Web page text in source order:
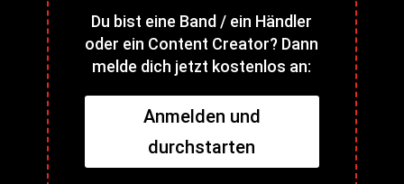
Du bist eine Band / ein Händler
oder ein Content Creator? Dann
melde dich jetzt kostenlos an:
Anmelden und
durchstarten